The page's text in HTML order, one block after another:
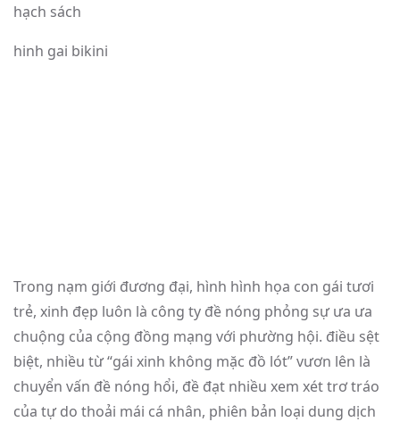
hạch sách
hinh gai bikini
Trong nạm giới đương đại, hình hình họa con gái tươi
trẻ, xinh đẹp luôn là công ty đề nóng phỏng sự ưa ưa
chuộng của cộng đồng mạng với phường hội. điều sệt
biệt, nhiều từ “gái xinh không mặc đồ lót” vươn lên là
chuyển vấn đề nóng hổi, đề đạt nhiều xem xét trơ tráo
của tự do thoải mái cá nhân, phiên bản loại dung dịch